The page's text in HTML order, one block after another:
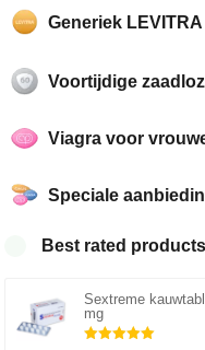
Generiek LEVITRA
Voortijdige
Viagra voor
Speciale
Best rated products
Sextreme
mg